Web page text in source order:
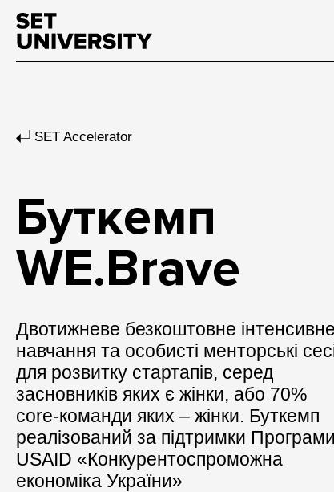
SET Accelerator
Буткемп
WE.Brave
Двотижневе безкоштовне інтенсивне
навчання та особисті менторські
для розвитку стартапів, серед
засновників яких є жінки, або 70%
сore-команди яких – жінки. Буткемп
реалізований за підтримки Програми
USAID «Конкурентоспроможна
економіка України»